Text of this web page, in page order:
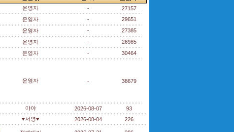
운영자 -
27157
운영자 -
29651
운영자 -
27385
운영자 -
26985
운영자 - 30464
운영자 - 38679
야야 2026-08-07
93
♥서영♥ 2026-08-04 226